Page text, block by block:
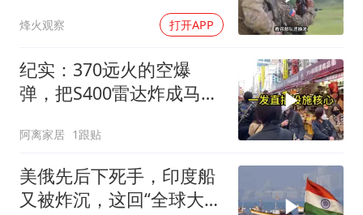
烽火观察 打开APP
纪实：370远火的空爆
弹，把S400雷达炸成马蜂
了
阿离家居 1跟贴
美俄先后下死手，印度船
又被炸沉，这回“全球大